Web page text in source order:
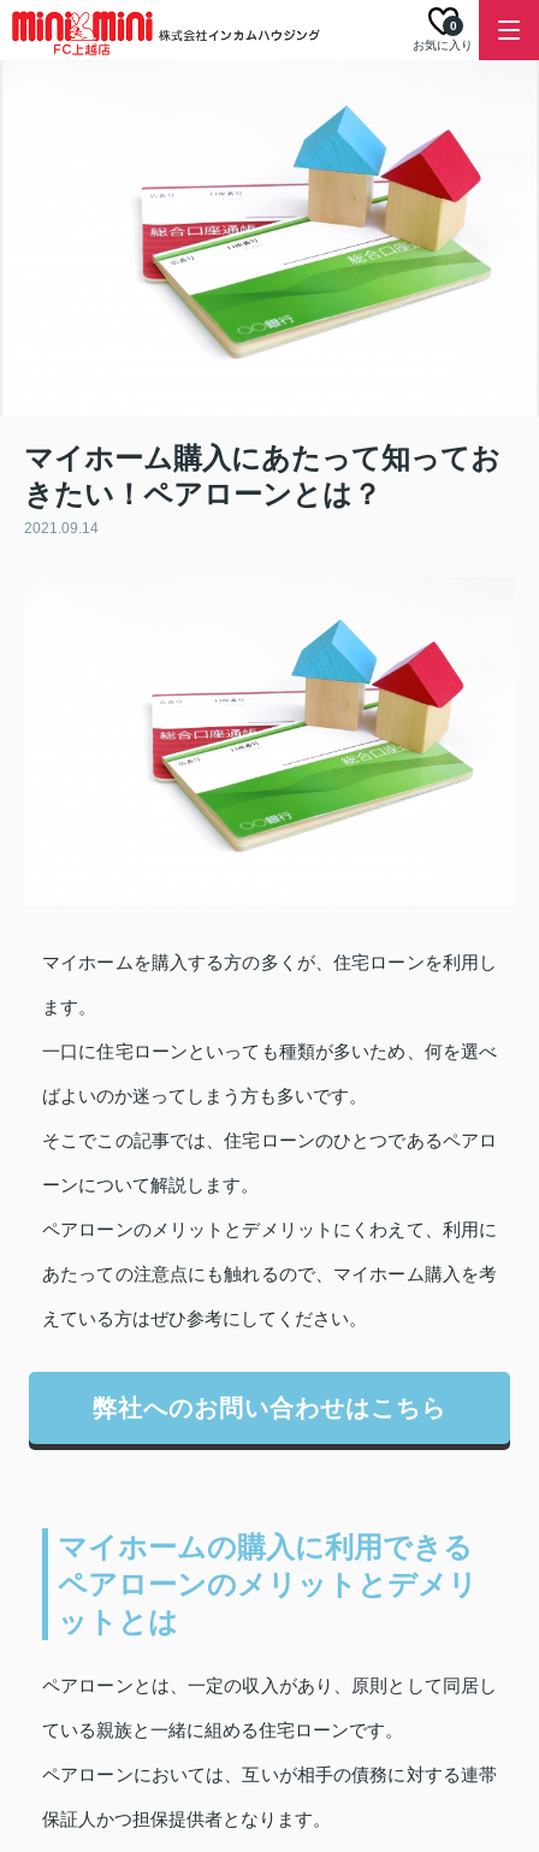
お気に入り
0
マイホーム購入にあたって知ってお
きたい！ペアローンとは？
2021.09.14
マイホームを購入する方の多くが、住宅ローンを利用し
ます。
一口に住宅ローンといっても種類が多いため、何を選べ
ばよいのか迷ってしまう方も多いです。
そこでこの記事では、住宅ローンのひとつであるペアロ
ーンについて解説します。
ペアローンのメリットとデメリットにくわえて、利用に
あたっての注意点にも触れるので、マイホーム購入を考
えている方はぜひ参考にしてください。
弊社へのお問い合わせはこちら
マイホームの購入に利用できる
ペアローンのメリットとデメリ
ットとは
ペアローンとは、一定の収入があり、原則として同居し
ている親族と一緒に組める住宅ローンです。
ペアローンにおいては、互いが相手の債務に対する連帯
保証人かつ担保提供者となります。